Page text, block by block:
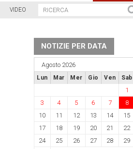
VIDEO
NOTIZIE PER DATA
Agosto 2026
Lun Mar Mer Gio Ven Sab
1
3
4 5 6 7 8
10
11 12 13 14 15
17
18 19 20 21 22
24
25 26 27 28 29